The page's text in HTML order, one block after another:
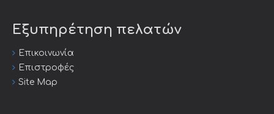
Εξυπηρέτηση πελατών
Επικοινωνία
Επιστροφές
Site Map